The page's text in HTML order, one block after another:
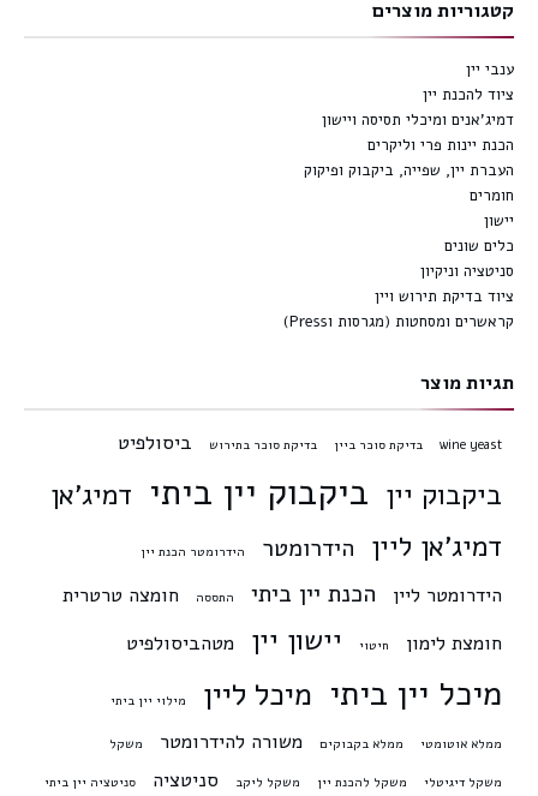
קטגוריות מוצרים
ענבי יין
ציוד להכנת יין
דמיג'אנים ומיכלי תסיסה ויישון
הכנת יינות פרי וליקרים
העברת יין, שפייה, ביקבוק ופיקוק
חומרים
יישון
כלים שונים
סניטציה וניקיון
ציוד בדיקת תירוש ויין
קראשרים ומסחטות (מגרסות וPress)
תגיות מוצר
wine yeast בדיקת סוכר ביין בדיקת סוכר בתירוש ביסולפיט
ביקבוק יין ביקבוק יין ביתי דמיג'אן
דמיג'אן ליין הידרומטר הידרומטר הכנת יין
הידרומטר ליין הכנת יין ביתי התססה
חומצה טרטרית
חומצת לימון
חיטוי יישון יין מטהביסולפיט
מיכל יין ביתי מיכל ליין מילוי יין ביתי
ממלא אוטומטי ממלא בקבוקים משורה להידרומטר משקל
משקל דיגיטלי משקל להכנת יין משקל ליקב סניטציה סניטציה יין ביתי